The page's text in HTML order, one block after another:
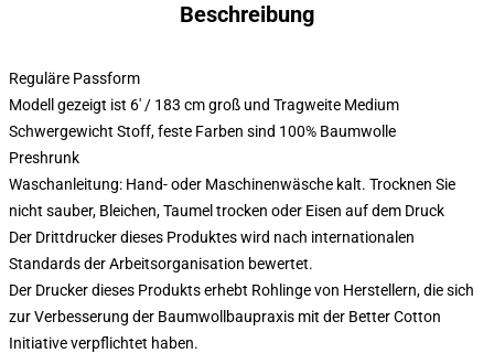
Beschreibung
Reguläre Passform
Modell gezeigt ist 6' / 183 cm groß und Tragweite Medium
Schwergewicht Stoff, feste Farben sind 100% Baumwolle
Preshrunk
Waschanleitung: Hand- oder Maschinenwäsche kalt. Trocknen Sie
nicht sauber, Bleichen, Taumel trocken oder Eisen auf dem Druck
Der Drittdrucker dieses Produktes wird nach internationalen
Standards der Arbeitsorganisation bewertet.
Der Drucker dieses Produkts erhebt Rohlinge von Herstellern, die sich
zur Verbesserung der Baumwollbaupraxis mit der Better Cotton
Initiative verpflichtet haben.